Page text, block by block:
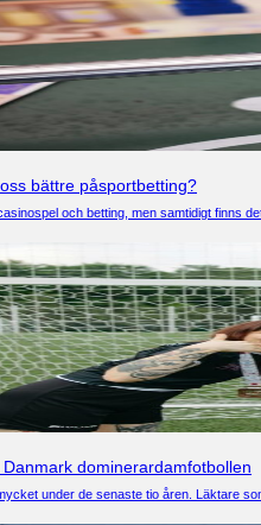
bättre påsportbetting?
och betting, men samtidigt finns
dominerardamfotbollen
under de senaste tio åren. Läktare